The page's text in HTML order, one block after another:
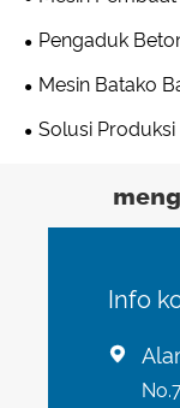
Pengaduk
Mesin Batako
Solusi Produksi
Info
